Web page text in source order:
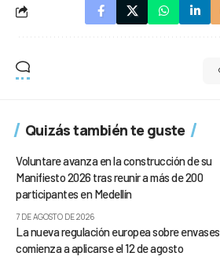
Quizás también te guste
Voluntare avanza en la construcción de su
Manifiesto 2026 tras reunir a más de 200
participantes en Medellín
7 DE AGOSTO DE 2026
La nueva regulación europea sobre envases
comienza a aplicarse el 12 de agosto